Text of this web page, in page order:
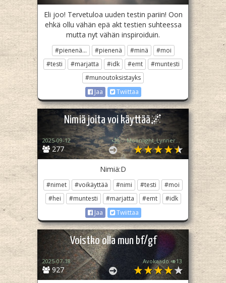
Eli joo! Tervetuloa uuden testin pariin! Oon
ehkä ollu vähän epä akt testien suhteessa
mutta nyt vähän inspiroiduin.
#pienenä... #pienenä #minä
#moi
#testi
#marjatta #idk #emt
#muntesti
#munoutoksistayks
Jaa
Twiittaa
Nimiä joita voi käyttää🌌
277
2025-09-12 ꧁♡ Moonlight_Lynner_Lover ♡꧂
Nimiä:D
#nimet #voikäyttää #nimi #testi
#moi
#hei
#muntesti #marjatta #emt
#idk
Jaa
Twiittaa
Voistko olla mun bf/gf
927
2025-07-18 Avokaado 🥑13